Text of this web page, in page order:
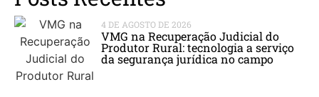
4 DE AGOSTO DE 2026
VMG na Recuperação Judicial do
Produtor Rural: tecnologia a serviço
da segurança jurídica no campo